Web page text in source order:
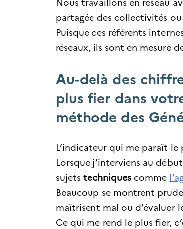
partagée des collectivités ou
Puisque ces référents
réseaux, ils sont en mesure
Au-delà des
plus fier dans
méthode des
L’indicateur qui me paraît
Lorsque j’interviens au
sujetstechniques comme
Beaucoup se montrent
maîtrisent mal ou d’évaluer
Ce qui me rend le plus fier,